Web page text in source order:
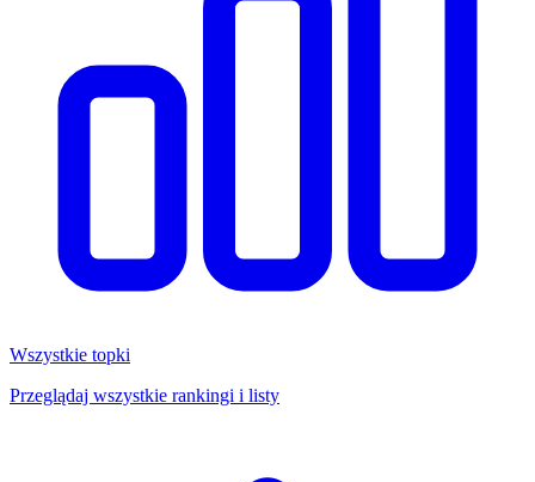
Wszystkie topki
Przeglądaj wszystkie rankingi i listy